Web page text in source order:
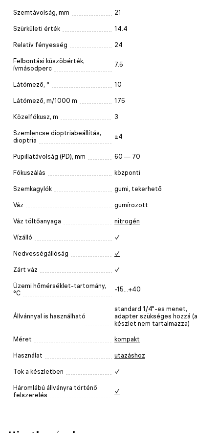
Szemtávolság, mm 21
Szürkületi érték 14.4
Relatív fényesség 24
Felbontási küszöbérték,
ívmásodperc
7.5
Látómező, ° 10
Látómező, m/1000 m 175
Közelfókusz, m 3
Szemlencse dioptriabeállítás,
dioptria
±4
Pupillatávolság (PD), mm 60 — 70
Fókuszálás központi
Szemkagylók gumi, tekerhető
Váz gumírozott
Váz töltőanyaga nitrogén
Vízálló ✓
Nedvességállóság ✓
Zárt váz ✓
Üzemi hőmérséklet-tartomány,
°C
-15...+40
Állvánnyal is használható
standard 1/4"-es menet,
adapter szükséges hozzá (a
készlet nem tartalmazza)
Méret kompakt
Használat utazáshoz
Tok a készletben ✓
Háromlábú állványra történő
felszerelés
✓